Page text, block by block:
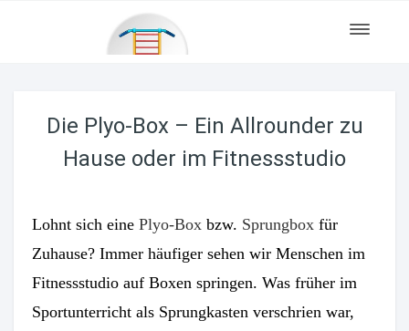
Toggle
Die Plyo-Box – Ein Allrounder zu
Hause oder im Fitnessstudio
Lohnt sich eine Plyo-Box bzw. Sprungbox für
Zuhause? Immer häufiger sehen wir Menschen im
Fitnessstudio auf Boxen springen. Was früher im
Sportunterricht als Sprungkasten verschrien war,